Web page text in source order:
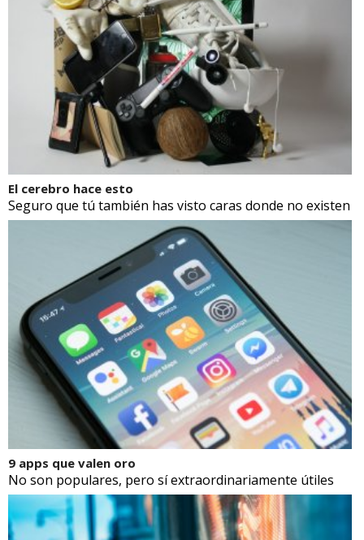
El cerebro hace esto
Seguro que tú también has visto caras donde no existen
9 apps que valen oro
No son populares, pero sí extraordinariamente útiles